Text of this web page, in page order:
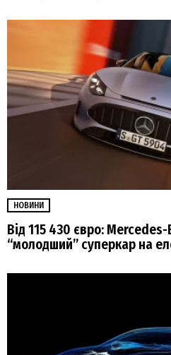
НОВИНИ
Від 115 430 євро:
“молодший” суперкар на